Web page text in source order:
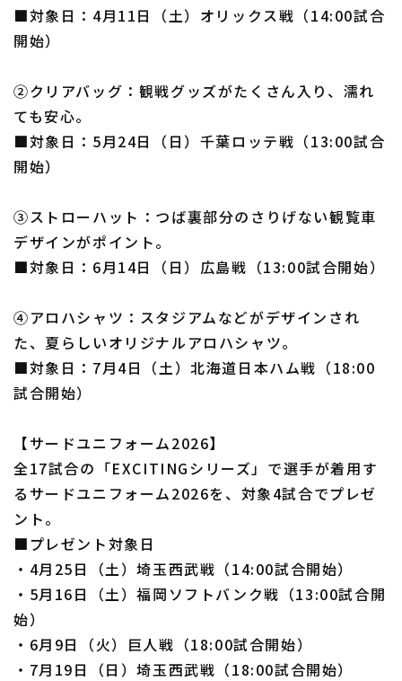
■対象日：4月11日（土）オリックス戦（14:00試合
開始）
➁クリアバッグ：観戦グッズがたくさん入り、濡れ
ても安心。
■対象日：5月24日（日）千葉ロッテ戦（13:00試合
開始）
③ストローハット：つば裏部分のさりげない観覧車
デザインがポイント。
■対象日：6月14日（日）広島戦（13:00試合開始）
④アロハシャツ：スタジアムなどがデザインされ
た、夏らしいオリジナルアロハシャツ。
■対象日：7月4日（土）北海道日本ハム戦（18:00
試合開始）
【サードユニフォーム2026】
全17試合の「EXCITINGシリーズ」で選手が着用す
るサードユニフォーム2026を、対象4試合でプレゼ
ント。
■プレゼント対象日
・4月25日（土）埼玉西武戦（14:00試合開始）
・5月16日（土）福岡ソフトバンク戦（13:00試合開
始）
・6月9日（火）巨人戦（18:00試合開始）
・7月19日（日）埼玉西武戦（18:00試合開始）